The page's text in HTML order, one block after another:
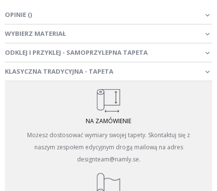
OPINIE ()
WYBIERZ MATERIAŁ
ODKLEJ I PRZYKLEJ - SAMOPRZYLEPNA TAPETA
KLASYCZNA TRADYCYJNA - TAPETA
NA ZAMÓWIENIE
Możesz dostosować wymiary swojej tapety. Skontaktuj się z
naszym zespołem edycyjnym drogą mailową na adres
designteam@namly.se.